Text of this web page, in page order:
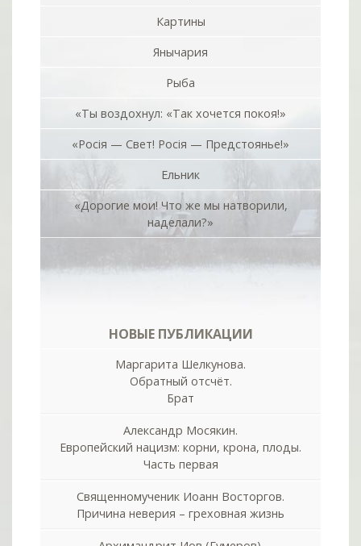
Картины
Янычария
Рыба
«Ты воздохнул: «Так хочется покоя!»
«Росiя — Свет! Росiя — Предстоянье!»
Ельник
«Дорогие мои! Что же мы натворили,
наделали?»
НОВЫЕ ПУБЛИКАЦИИ
Маргарита Шелкунова.
Обратный отсчёт.
Брат
Александр Мосякин.
Европейский нацизм: корни, крона, плоды.
Часть первая
Священномученик Иоанн Восторгов.
Причина неверия – греховная жизнь